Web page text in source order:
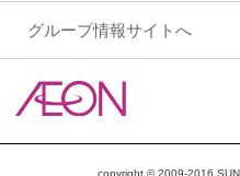
グループ情報サイトへ
copyright © 2009-2016